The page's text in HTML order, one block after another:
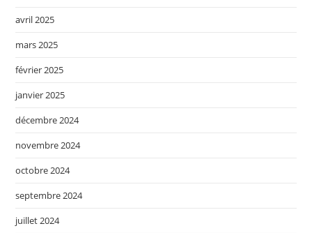
avril 2025
mars 2025
février 2025
janvier 2025
décembre 2024
novembre 2024
octobre 2024
septembre 2024
juillet 2024